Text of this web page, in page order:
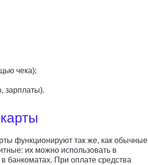
чека);
зарплаты).
функционируют так же, как обычные
их можно использовать в
банкоматах. При оплате средства